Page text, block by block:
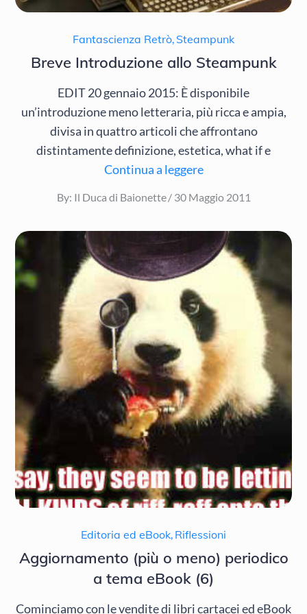
Fantascienza Retrò, Steampunk
Breve Introduzione allo Steampunk
EDIT 20 gennaio 2015: È disponibile
un’introduzione meno letteraria, più ricca e ampia,
divisa in quattro articoli che affrontano
distintamente definizione, estetica, what if e
Continua a leggere
By: Il Duca di Baionette
Posted
30 Maggio 2011
Editoria ed eBook Riflessioni
Aggiornamento (più o meno) periodico
a tema eBook (6)
Cominciamo con le vendite di libri cartacei ed eBook